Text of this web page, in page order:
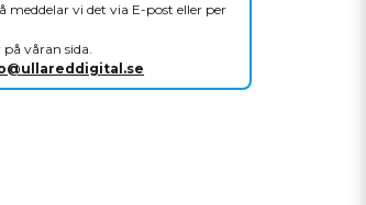
vi det via E-post eller per
våran sida.